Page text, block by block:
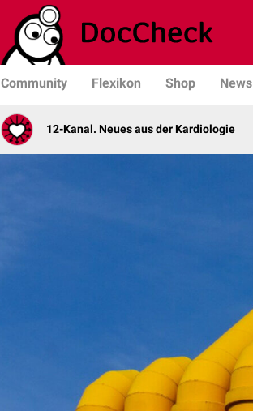
Community Flexikon Shop News
12-Kanal. Neues aus der Kardiologie